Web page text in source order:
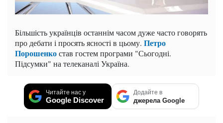
Більшість українців останнім часом дуже часто говорять
про дебати і просять ясності в цьому. Петро
Порошенкостав гостем програми "Сьогодні.
Підсумки" на телеканалі Україна.
Читайте нас у
Google Discover
Додайте в
джерела Google